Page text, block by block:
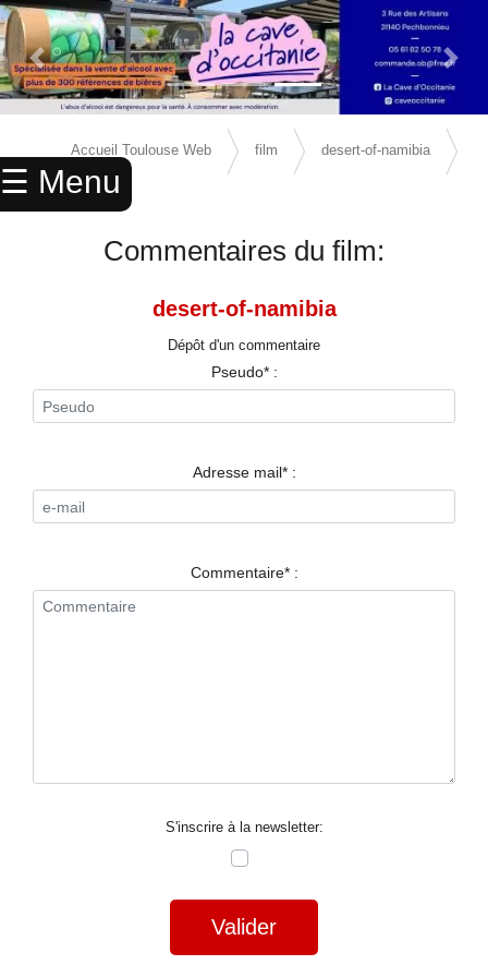
☰ Menu
× ACCUEIL
ANNUAIRE
SPORTS
RESTAURANTS
NUIT
Previous Slide Next
Accueil Toulouse Web film desert-of-namibia
avis
Commentaires du film:
desert-of-namibia
Dépôt d'un commentaire
Pseudo* :
Adresse mail* :
Commentaire* :
S'inscrire à la newsletter:
Valider